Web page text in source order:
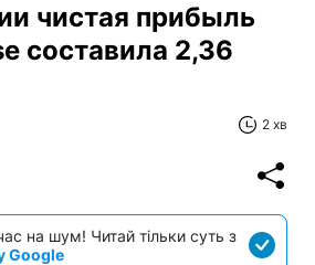
чистая прибыль
составила 2,36
2 хв
на шум! Читай тільки суть з
Google